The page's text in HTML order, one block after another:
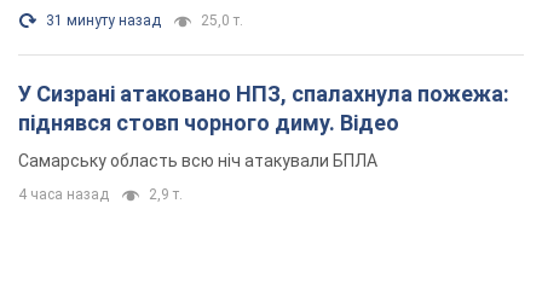
31 минуту назад 25,0 т.
У Сизрані атаковано НПЗ, спалахнула пожежа:
піднявся стовп чорного диму. Відео
Самарську область всю ніч атакували БПЛА
4 часа назад 2,9 т.